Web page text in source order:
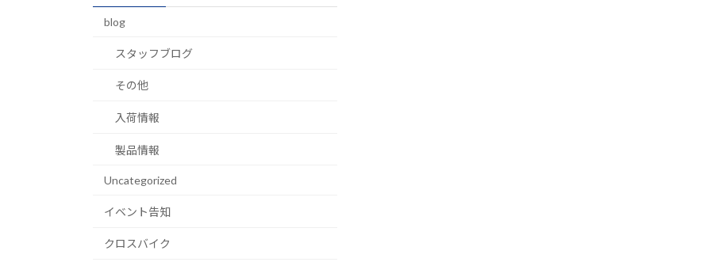
blog
スタッフブログ
その他
入荷情報
製品情報
Uncategorized
イベント告知
クロスバイク